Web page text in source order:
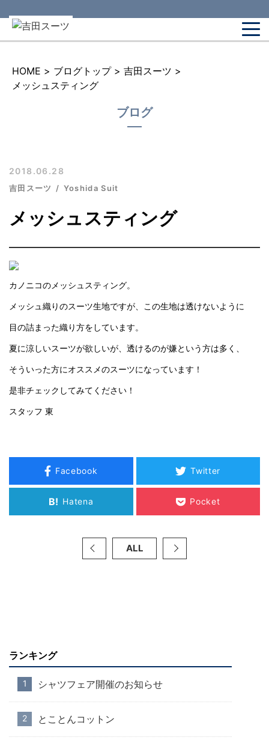
HOME > ブログトップ > 吉田スーツ >
メッシュスティング
ブログ
2018.06.28
吉田スーツ Yoshida Suit
メッシュスティング
カノニコのメッシュスティング。
メッシュ織りのスーツ生地ですが、この生地は透けないように
目の詰まった織り方をしています。
夏に涼しいスーツが欲しいが、透けるのが嫌という方は多く、
そういった方にオススメのスーツになっています！
是非チェックしてみてください！
スタッフ 東
Facebook Twitter
B! Hatena Pocket
ALL
ランキング
シャツフェア開催のお知らせ
とことんコットン